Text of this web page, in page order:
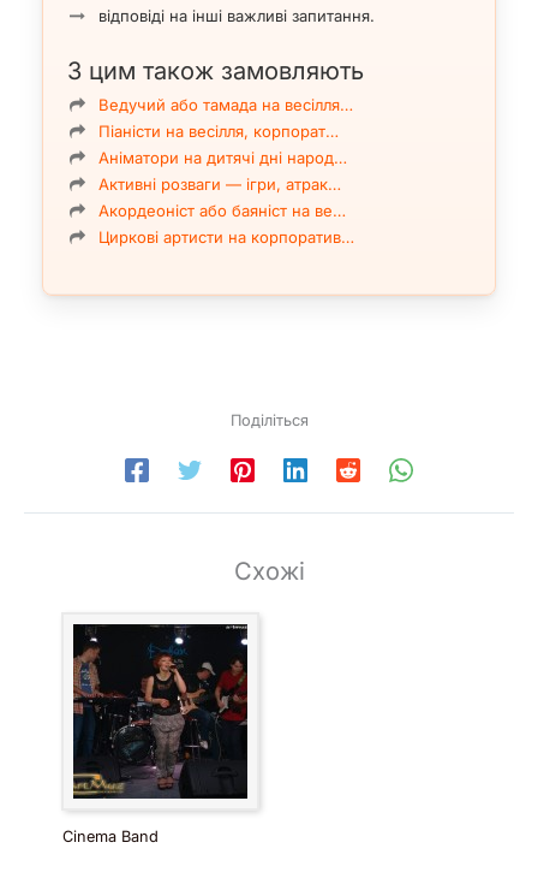
відповіді на інші важливі запитання.
З цим також замовляють
Ведучий або тамада на весілля…
Піаністи на весілля, корпорат…
Аніматори на дитячі дні народ…
Активні розваги — ігри, атрак…
Акордеоніст або баяніст на ве…
Циркові артисти на корпоратив…
Поділіться
Схожі
Cinema Band